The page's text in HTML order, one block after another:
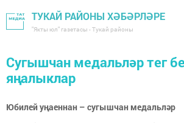
ТУКАЙ РАЙОНЫ ХӘБӘРЛӘРЕ
"Якты юл" газетасы - Тукай районы
Сугышчан медальләр тег
яңалыклар
Юбилей уңаеннан – сугышчан медальләр